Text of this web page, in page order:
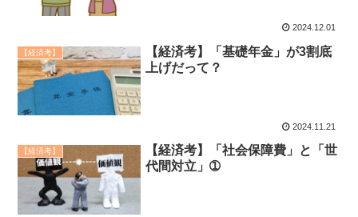
2024.12.01
【経済考】
【経済考】「基礎年金」が3割底
上げだって？
2024.11.21
【経済考】
【経済考】「社会保障費」と「世
代間対立」➀